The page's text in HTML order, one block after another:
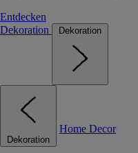
Entdecken
Dekoration
Dekoration
Dekoration
Home Decor